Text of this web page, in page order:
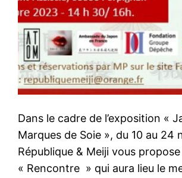
Dans le cadre de l’exposition «
Marques de Soie », du 10 au 24
République & Meiji vous propose
« Rencontre » qui aura lieu le